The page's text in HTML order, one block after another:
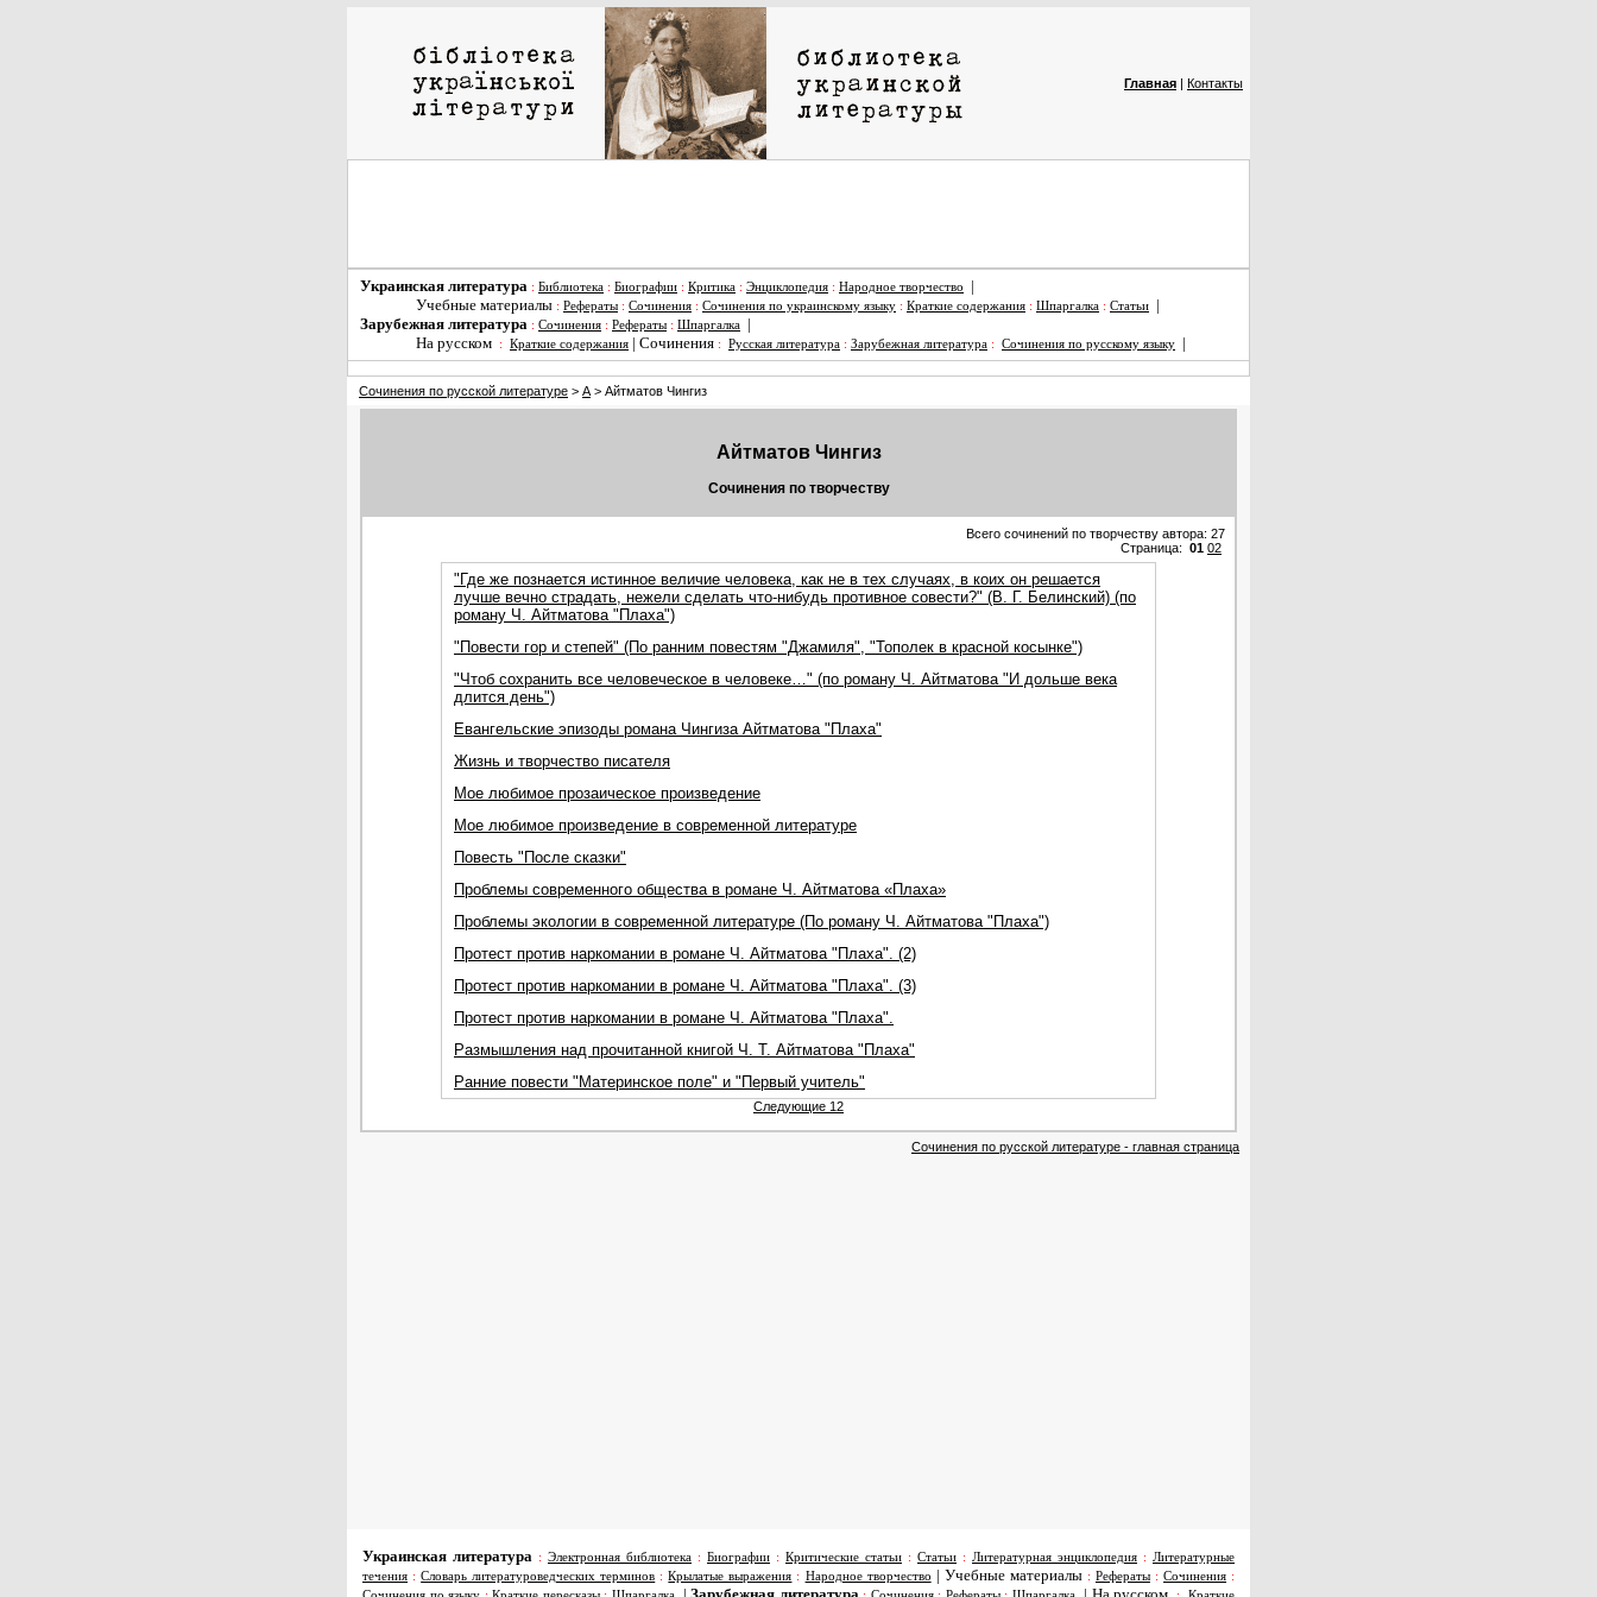
Главная | Контакты
Украинская литература : Библиотека : Биографии : Критика : Энциклопедия : Народное творчество
|
Учебные материалы : Рефераты : Сочинения : Сочинения по украинскому языку : Краткие содержания : Шпаргалка : Статьи
|
Зарубежная литература : Сочинения : Рефераты : Шпаргалка
|
На русском
: Краткие содержания | Сочинения : Русская литература : Зарубежная литература : Сочинения по русскому языку |
Сочинения по русской литературе > А > Айтматов Чингиз
Айтматов Чингиз
Сочинения по творчеству
Всего сочинений по творчеству автора: 27
Страница: 01 02
"Где же познается истинное величие человека, как не в тех случаях, в коих он решается
лучше вечно страдать, нежели сделать что-нибудь противное совести?" (В. Г. Белинский) (по
роману Ч. Айтматова "Плаха")
"Повести гор и степей" (По ранним повестям "Джамиля", "Тополек в красной косынке")
"Чтоб сохранить все человеческое в человеке…" (по роману Ч. Айтматова "И дольше века
длится день")
Евангельские эпизоды романа Чингиза Айтматова "Плаха"
Жизнь и творчество писателя
Мое любимое прозаическое произведение
Мое любимое произведение в современной литературе
Повесть "После сказки"
Проблемы современного общества в романе Ч. Айтматова «Плаха»
Проблемы экологии в современной литературе (По роману Ч. Айтматова "Плаха")
Протест против наркомании в романе Ч. Айтматова "Плаха". (2)
Протест против наркомании в романе Ч. Айтматова "Плаха". (3)
Протест против наркомании в романе Ч. Айтматова "Плаха".
Размышления над прочитанной книгой Ч. Т. Айтматова "Плаха"
Ранние повести "Материнское поле" и "Первый учитель"
Следующие 12
Сочинения по русской литературе - главная страница
Украинская литература : Электронная библиотека : Биографии : Критические статьи : Статьи : Литературная энциклопедия : Литературные
течения :Словарь литературоведческих терминов :Крылатые выражения : Народное творчество | Учебные материалы : Рефераты:Сочинения :